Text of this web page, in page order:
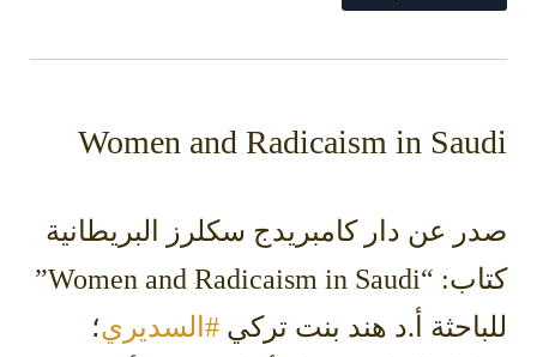
Women and Radicaism in Saudi
صدر عن دار كامبريدج سكلرز البريطانية
كتاب: “Women and Radicaism in Saudi”
للباحثة أ.د هند بنت تركي #السديري؛